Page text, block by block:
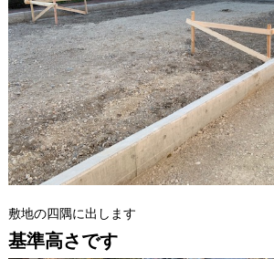
敷地の四隅に出します
基準高さです